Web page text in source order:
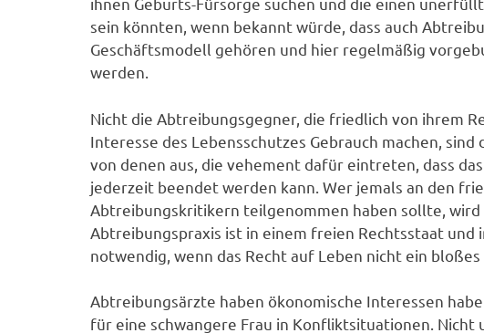
sein könnten, wenn bekannt würde, dass auch
Geschäftsmodell gehören und hier regelmäßig
werden.
Nicht die Abtreibungsgegner, die friedlich von ihrem
Interesse des Lebensschutzes Gebrauch machen,
von denen aus, die vehement dafür eintreten, dass
jederzeit beendet werden kann. Wer jemals an den
Abtreibungskritikern teilgenommen haben sollte,
Abtreibungspraxis ist in einem freien Rechtsstaat
notwendig, wenn das Recht auf Leben nicht ein
Abtreibungsärzte haben ökonomische Interessen
für eine schwangere Frau in Konfliktsituationen. Nicht